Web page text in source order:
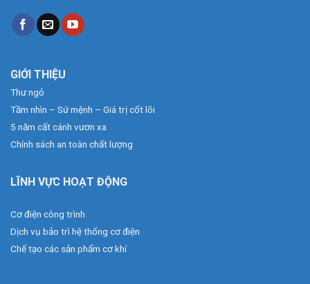
GIỚI THIỆU
Thư ngỏ
Tầm nhìn – Sứ mệnh – Giá trị cốt lõi
5 năm cất cánh vươn xa
Chính sách an toàn chất lượng
LĨNH VỰC HOẠT ĐỘNG
Cơ điện công trình
Dịch vụ bảo trì hệ thống cơ điện
Chế tạo các sản phẩm cơ khí